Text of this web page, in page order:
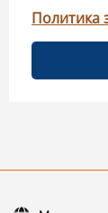
Политика